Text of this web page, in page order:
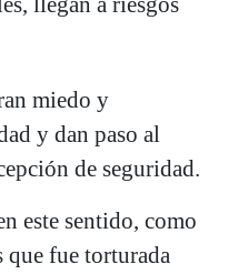
miedo y
y dan paso al
de seguridad.
este sentido, como
que fue torturada